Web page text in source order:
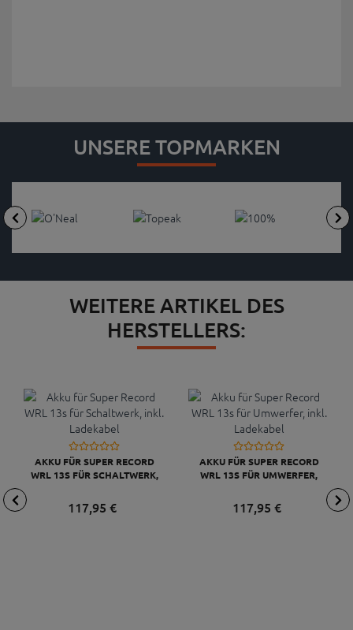
UNSERE TOPMARKEN
WEITERE ARTIKEL DES
HERSTELLERS:
AKKU FÜR SUPER RECORD
WRL 13S FÜR SCHALTWERK,
117,95 €
AKKU FÜR SUPER RECORD
WRL 13S FÜR UMWERFER,
117,95 €